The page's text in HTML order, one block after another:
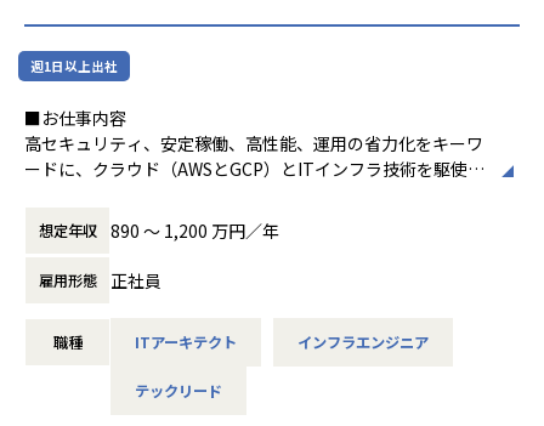
■キャリアパス
・入社時点のご自身のスキル、ご要望も踏まえつつ、担当し
て頂くプロジェクト、ポジションを決定します。
・経験を積むに従って、担当するシステム規模の拡大や業務
分析等担当領域の拡大を目指していただきます。
・将来的にはプロジェクトマネージャへのステップアップや
業務スペシャリストとしてより専門的なスキルを習得頂くこ
可能です。
全社的な技術研修、ビジネススキル研修だけではなく、事業
いて推奨しています。
週1日以上出社
■お仕事内容
高セキュリティ、安定稼働、高性能、運用の省力化をキーワ
ードに、クラウド（AWSとGCP）とITインフラ技術を駆使
電通グループ内外のシステムに対しインフラアーキテクチャ
の設計と運用サービスを提供する仕事です。
アーキテクト・テックリードとしてシステム開発プロジェク
トへの参画、インフラ案件（構築、運用保守）でのプロジェ
①クラウド基盤構築・運用サービスの企画、設計、構築、運
想定年収 890 〜 1,200 万円／年
雇用形態 正社員
職種 ITアーキテクト インフラエンジニア
テックリード